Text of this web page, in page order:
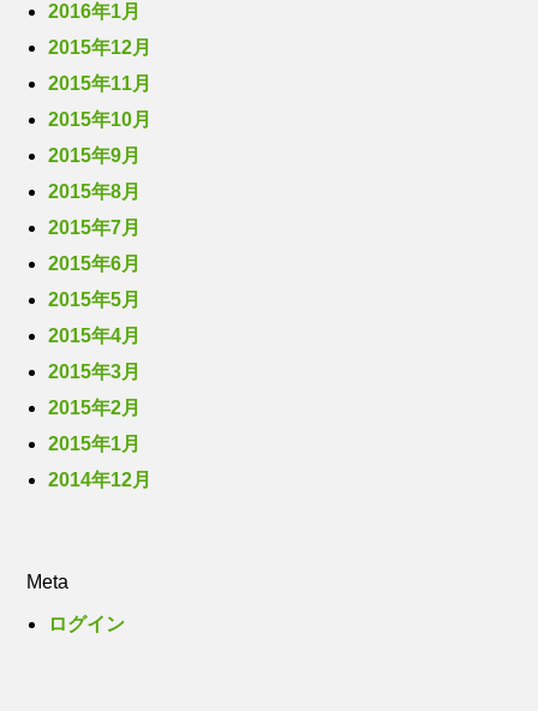
2016年1月
2015年12月
2015年11月
2015年10月
2015年9月
2015年8月
2015年7月
2015年6月
2015年5月
2015年4月
2015年3月
2015年2月
2015年1月
2014年12月
Meta
ログイン